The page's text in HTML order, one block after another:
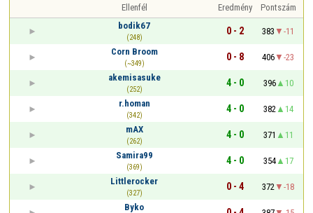
Ellenfél Eredmény
Pontszám
bodik67
(248)
0 - 2 383
-11
Corn Broom
(~349)
0 - 8 406
-23
akemisasuke
(252)
4 - 0 396
10
r.homan
(342)
4 - 0 382
14
mAX
(262)
4 - 0 371
11
Samira99
(369)
4 - 0 354
17
Littlerocker
(327)
0 - 4 372
-18
Byko